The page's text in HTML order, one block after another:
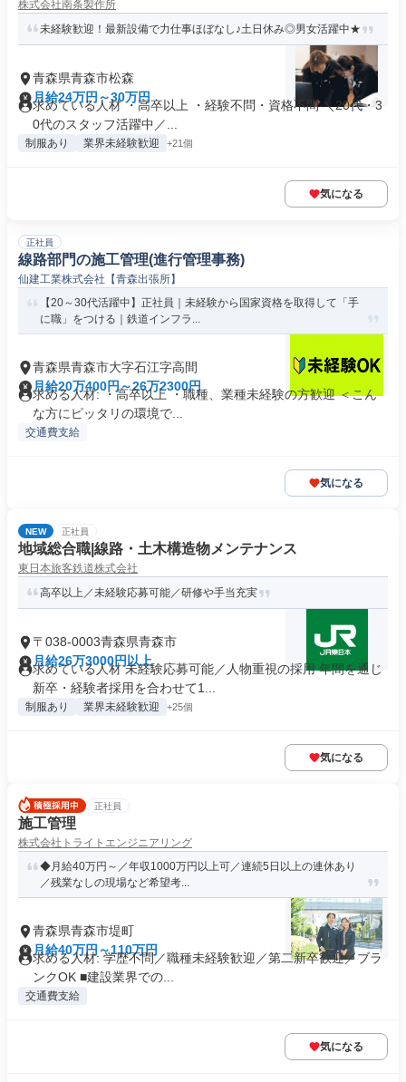
株式会社南条製作所
未経験歓迎！最新設備で力仕事ほぼなし♪土日休み◎男女活躍中★
青森県青森市松森
月給24万円～30万円
求めている人材 ・高卒以上 ・経験不問・資格不問 ＼20代・3
0代のスタッフ活躍中／...
制服あり 業界未経験歓迎 +21個
気になる
正社員
線路部門の施工管理(進行管理事務)
仙建工業株式会社【青森出張所】
【20～30代活躍中】正社員｜未経験から国家資格を取得して「手
に職」をつける｜鉄道インフラ...
青森県青森市大字石江字高間
月給20万400円～26万2300円
求める人材: ・高卒以上 ・職種、業種未経験の方歓迎 ＜こん
な方にピッタリの環境で...
交通費支給
気になる
NEW 正社員
地域総合職|線路・土木構造物メンテナンス
東日本旅客鉄道株式会社
高卒以上／未経験応募可能／研修や手当充実
〒038-0003青森県青森市
月給26万3000円以上
求めている人材 未経験応募可能／人物重視の採用 年間を通じ
新卒・経験者採用を合わせて1...
制服あり 業界未経験歓迎 +25個
気になる
正社員
施工管理
株式会社トライトエンジニアリング
◆月給40万円～／年収1000万円以上可／連続5日以上の連休あり
／残業なしの現場など希望考...
青森県青森市堤町
月給40万円～110万円
求める人材: 学歴不問／職種未経験歓迎／第二新卒歓迎／ブラ
ンクOK ■建設業界での...
交通費支給
気になる